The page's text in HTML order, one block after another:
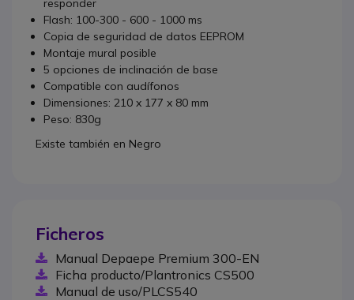
responder
Flash: 100-300 - 600 - 1000 ms
Copia de seguridad de datos EEPROM
Montaje mural posible
5 opciones de inclinación de base
Compatible con audífonos
Dimensiones: 210 x 177 x 80 mm
Peso: 830g
Existe también en Negro
Ficheros
Manual Depaepe Premium 300-EN
Ficha producto/Plantronics CS500
Manual de uso/PLCS540